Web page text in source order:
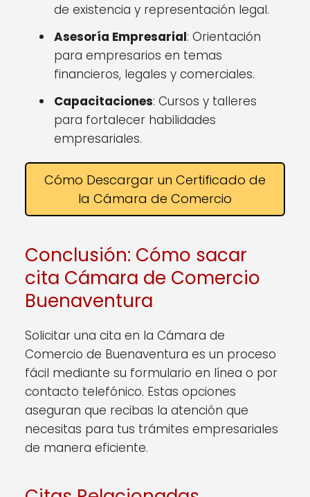
de existencia y representación legal.
Asesoría Empresarial: Orientación
para empresarios en temas
financieros, legales y comerciales.
Capacitaciones: Cursos y talleres
para fortalecer habilidades
empresariales.
Cómo Descargar un Certificado de
la Cámara de Comercio
Conclusión: Cómo sacar
cita Cámara de Comercio
Buenaventura
Solicitar una cita en la Cámara de
Comercio de Buenaventura es un proceso
fácil mediante su formulario en línea o por
contacto telefónico. Estas opciones
aseguran que recibas la atención que
necesitas para tus trámites empresariales
de manera eficiente.